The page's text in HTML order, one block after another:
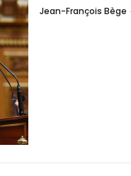
Jean-François Bège